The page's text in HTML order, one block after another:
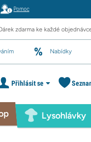
Pomoc
zdarma ke každé
Nabídky
Přihlásit se
Lysohlávky